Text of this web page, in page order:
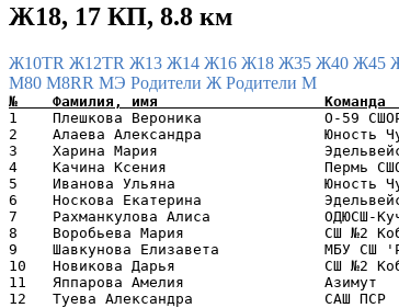
Ж18, 17 КП, 8.8 км
Ж10TR Ж12TR Ж13 Ж14 Ж16 Ж18 Ж35 Ж40 Ж45
М80 М8RR МЭ Родители Ж Родители М
1    Плешкова Вероника              O-59
2    Алаева Александра
3    Харина Мария
4    Качина Ксения                  Пермь
5    Иванова Ульяна
6    Носкова Екатерина
7    Рахманкулова Алиса
8    Воробьева Мария                СШ
9    Шавкунова Елизавета
10   Новикова Дарья                 СШ №2
11   Яппарова Амелия
12   Туева Александра